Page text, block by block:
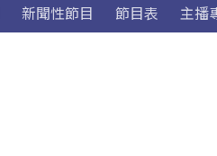
新聞性節目 節目表 主播